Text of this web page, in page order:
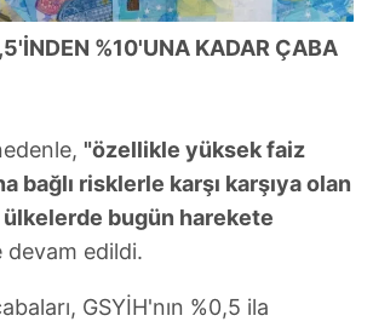
%10'UNA KADAR ÇABA
"özellikle yüksek faiz
bağlı risklerle karşı karşıya olan
bugün harekete
devam edildi.
GSYİH'nın %0,5 ila